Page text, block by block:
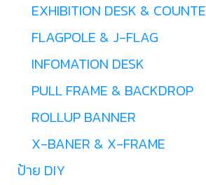
EXHIBITION DESK &
FLAGPOLE & J-FLAG
INFOMATION DESK
PULL FRAME & BACKDROP
ROLLUP BANNER
X-BANER & X-FRAME
ป้าย DIY